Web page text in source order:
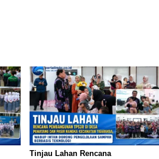
Tinjau Lahan Rencana